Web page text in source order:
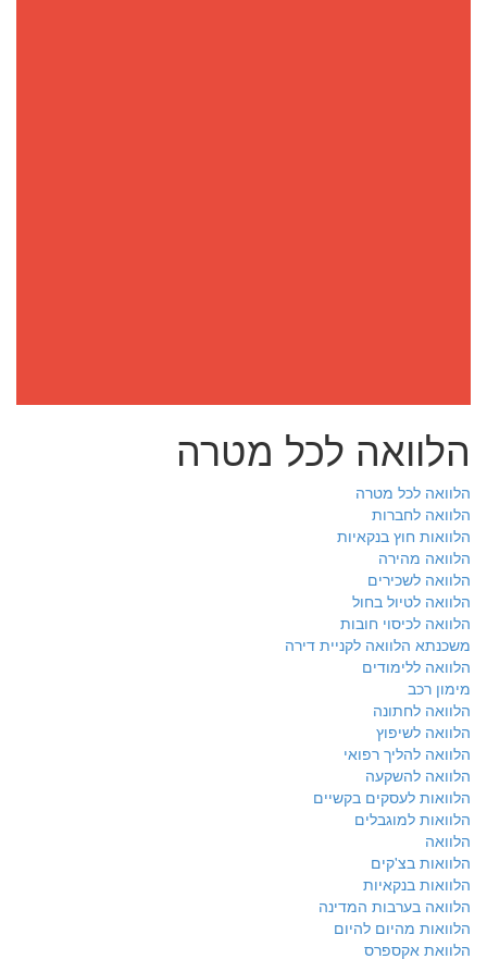
הלוואה לכל מטרה
הלוואה לכל מטרה
הלוואה לחברות
הלוואות חוץ בנקאיות
הלוואה מהירה
הלוואה לשכירים
הלוואה לטיול בחול
הלוואה לכיסוי חובות
משכנתא הלוואה לקניית דירה
הלוואה ללימודים
מימון רכב
הלוואה לחתונה
הלוואה לשיפוץ
הלוואה להליך רפואי
הלוואה להשקעה
הלוואות לעסקים בקשיים
הלוואות למוגבלים
הלוואה
הלוואות בצ'קים
הלוואות בנקאיות
הלוואה בערבות המדינה
הלוואות מהיום להיום
הלוואת אקספרס